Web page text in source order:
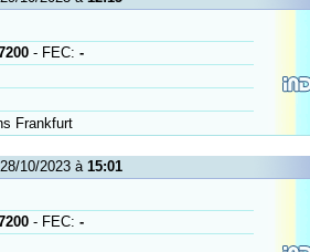
- FEC: -
Frankfurt
10/2023 à15:01
- FEC: -